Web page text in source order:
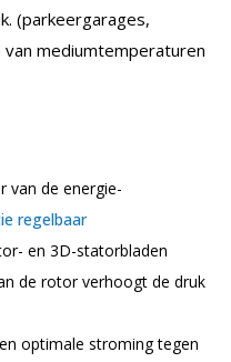
(parkeergarages,
mediumtemperaturen
van de energie-
regelbaar
en 3D-statorbladen
de rotor verhoogt de druk
optimale stroming tegen